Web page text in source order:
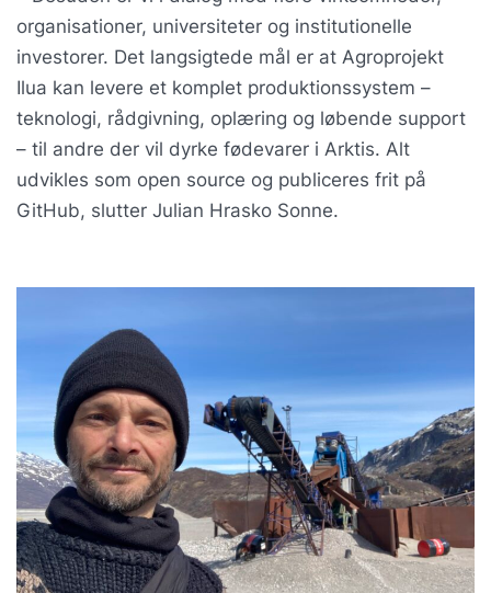
organisationer, universiteter og institutionelle
investorer. Det langsigtede mål er at Agroprojekt
Ilua kan levere et komplet produktionssystem –
teknologi, rådgivning, oplæring og løbende support
– til andre der vil dyrke fødevarer i Arktis. Alt
udvikles som open source og publiceres frit på
GitHub, slutter Julian Hrasko Sonne.